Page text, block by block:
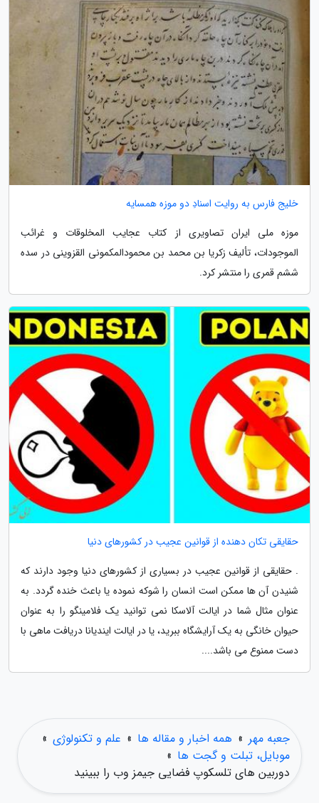
خلیج فارس به روایت اسنادِ دو موزه همسایه
موزه ملی ایران تصاویری از کتاب عجایب المخلوقات و غرائب
الموجودات، تألیف زکریا بن محمد بن محمودالمکمونی القزوینی در سده
ششم قمری را منتشر کرد.
حقایقی تکان دهنده از قوانین عجیب در کشورهای دنیا
. حقایقی از قوانین عجیب در بسیاری از کشورهای دنیا وجود دارند که
شنیدن آن ها ممکن است انسان را شوکه نموده یا باعث خنده گردد. به
عنوان مثال شما در ایالت آلاسکا نمی توانید یک فلامینگو را به عنوان
حیوان خانگی به یک آرایشگاه ببرید، یا در ایالت ایندیانا دریافت ماهی با
دست ممنوع می باشد....
جعبه مهر » همه اخبار و مقاله ها » علم و تکنولوژی »
موبایل، تبلت و گجت ها »
دوربین های تلسکوپ فضایی جیمز وب را ببینید